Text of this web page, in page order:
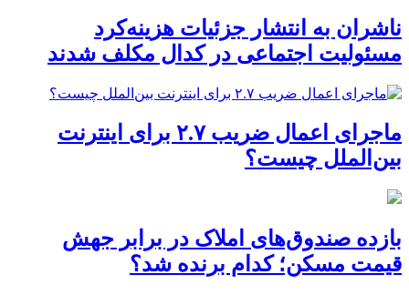
ناشران به انتشار جزئیات هزینه‌کرد
مسئولیت اجتماعی در کدال مکلف شدند
ماجرای اعمال ضریب ۲.۷ برای اینترنت
بین‌الملل چیست؟
بازده صندوق‌های املاک در برابر جهش
قیمت مسکن؛ کدام برنده شد؟